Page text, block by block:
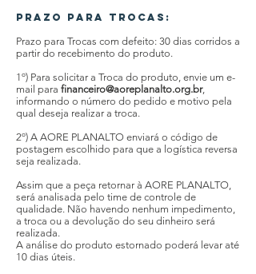
Prazo para trocas:
Prazo para Trocas com defeito: 30 dias corridos a
partir do recebimento do produto.
1º) Para solicitar a Troca do produto, envie um e-
mail para financeiro@aoreplanalto.org.br,
informando o número do pedido e motivo pela
qual deseja realizar a troca.
2º) A AORE PLANALTO enviará o código de
postagem escolhido para que a logística reversa
seja realizada.
Assim que a peça retornar à AORE PLANALTO,
será analisada pelo time de controle de
qualidade. Não havendo nenhum impedimento,
a troca ou a devolução do seu dinheiro será
realizada.
A análise do produto estornado poderá levar até
10 dias úteis.